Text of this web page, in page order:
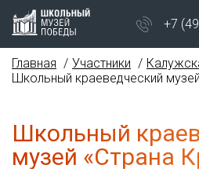
+7
Главная Участники
Школьный краеведческий
Школьный
музей «Страна